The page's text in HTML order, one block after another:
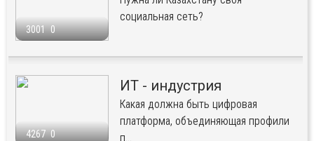
3001 0
социальная сеть?
4267 0
ИТ - индустрия
Какая должна быть цифровая
платформа, объединяющая профили
п...